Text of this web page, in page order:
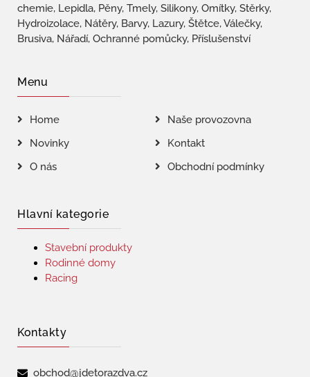
chemie, Lepidla, Pěny, Tmely, Silikony, Omítky, Stěrky,
Hydroizolace, Nátěry, Barvy, Lazury, Štětce, Válečky,
Brusiva, Nářadí, Ochranné pomůcky, Příslušenství
Menu
Home
Naše provozovna
Novinky
Kontakt
O nás
Obchodní podmínky
Hlavní kategorie
Stavební produkty
Rodinné domy
Racing
Kontakty
obchod@jdetorazdva.cz